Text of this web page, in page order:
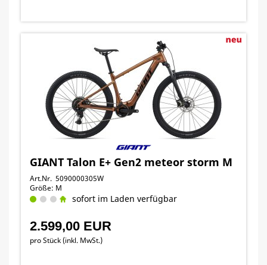
GIANT Talon E+ Gen2 meteor storm M
Art.Nr. 5090000305W
Größe: M
sofort im Laden verfügbar
2.599,00 EUR
pro Stück (inkl. MwSt.)